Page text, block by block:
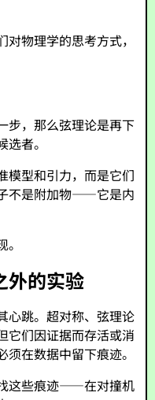
物理学的思考方式，
步，那么弦理论是再下
选者。
模型和引力，而是它们
不是附加物——它是内
外的实验
心跳。超对称、弦理论
它们因证据而存活或消
在数据中留下痕迹。
这些痕迹——在对撞机